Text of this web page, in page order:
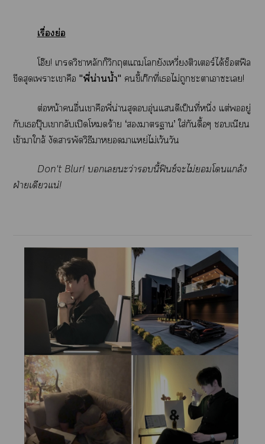
เรื่องย่อ
โอ๊ย! เวิชาหลักก็วิกฤตแโยังเหวี่ยงติวเตอร์ได้ช็อตฟีล
ขีดสุดเาะเาคือ "พี่น่านน้ำ" ขี้เก๊กที่เไม่ถูกะาเาะเ!
ต่อหน้าอื่นเาคือพี่น่านสุดอุ่นแดีเป็นที่หนึ่ง แต่อยู่
กับเปุ๊บเากลับเปิดโดร้าย ‘าา’ ใส่กันดื้อๆ เนียน
เข้าาใกล้ งัดาพัดวิธีาาแหย่ไม่เว้นวัน
Don't Blur! เะว่านี้ฟินช์ะไม่โแกล้ง
ฝ่ายเดียวแน่!